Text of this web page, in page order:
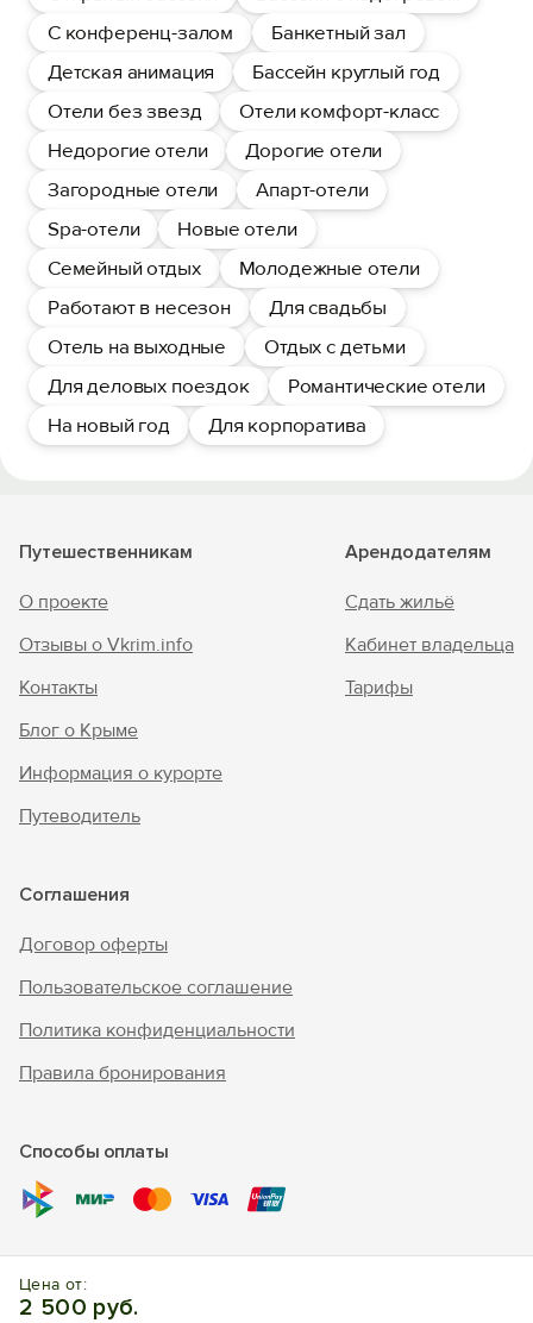
С конференц-залом
Банкетный зал
Детская анимация
Бассейн круглый год
Отели без звезд
Отели комфорт-класс
Недорогие отели
Дорогие отели
Загородные отели
Апарт-отели
Spa-отели
Новые отели
Семейный отдых
Молодежные отели
Работают в несезон
Для свадьбы
Отель на выходные
Отдых с детьми
Для деловых поездок
Романтические отели
На новый год
Для корпоратива
Цена от:
2 500 руб.
Путешественникам
О проекте
Отзывы о Vkrim.info
Контакты
Блог о Крыме
Информация о курорте
Путеводитель
Арендодателям
Сдать жильё
Кабинет владельца
Тарифы
Соглашения
Договор оферты
Пользовательское соглашение
Политика конфиденциальности
Правила бронирования
Способы оплаты
© 2010 - 2026 "В Крым - инфо"
Отдых в Керчи. Отели, апартаменты, частный сектор.